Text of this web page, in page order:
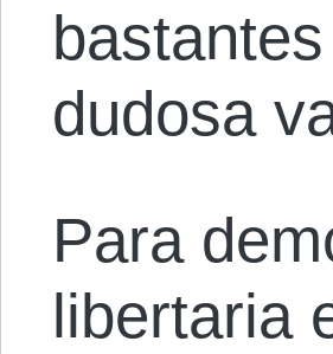
dudosa
Para
libertaria